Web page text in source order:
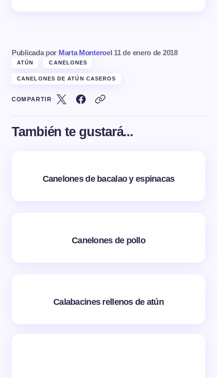
Publicada por Marta Monteroel 11 de enero de 2018
ATÚN CANELONES
CANELONES DE ATÚN CASEROS
COMPARTIR
También te gustará...
Canelones de bacalao y espinacas
Canelones de pollo
Calabacines rellenos de atún